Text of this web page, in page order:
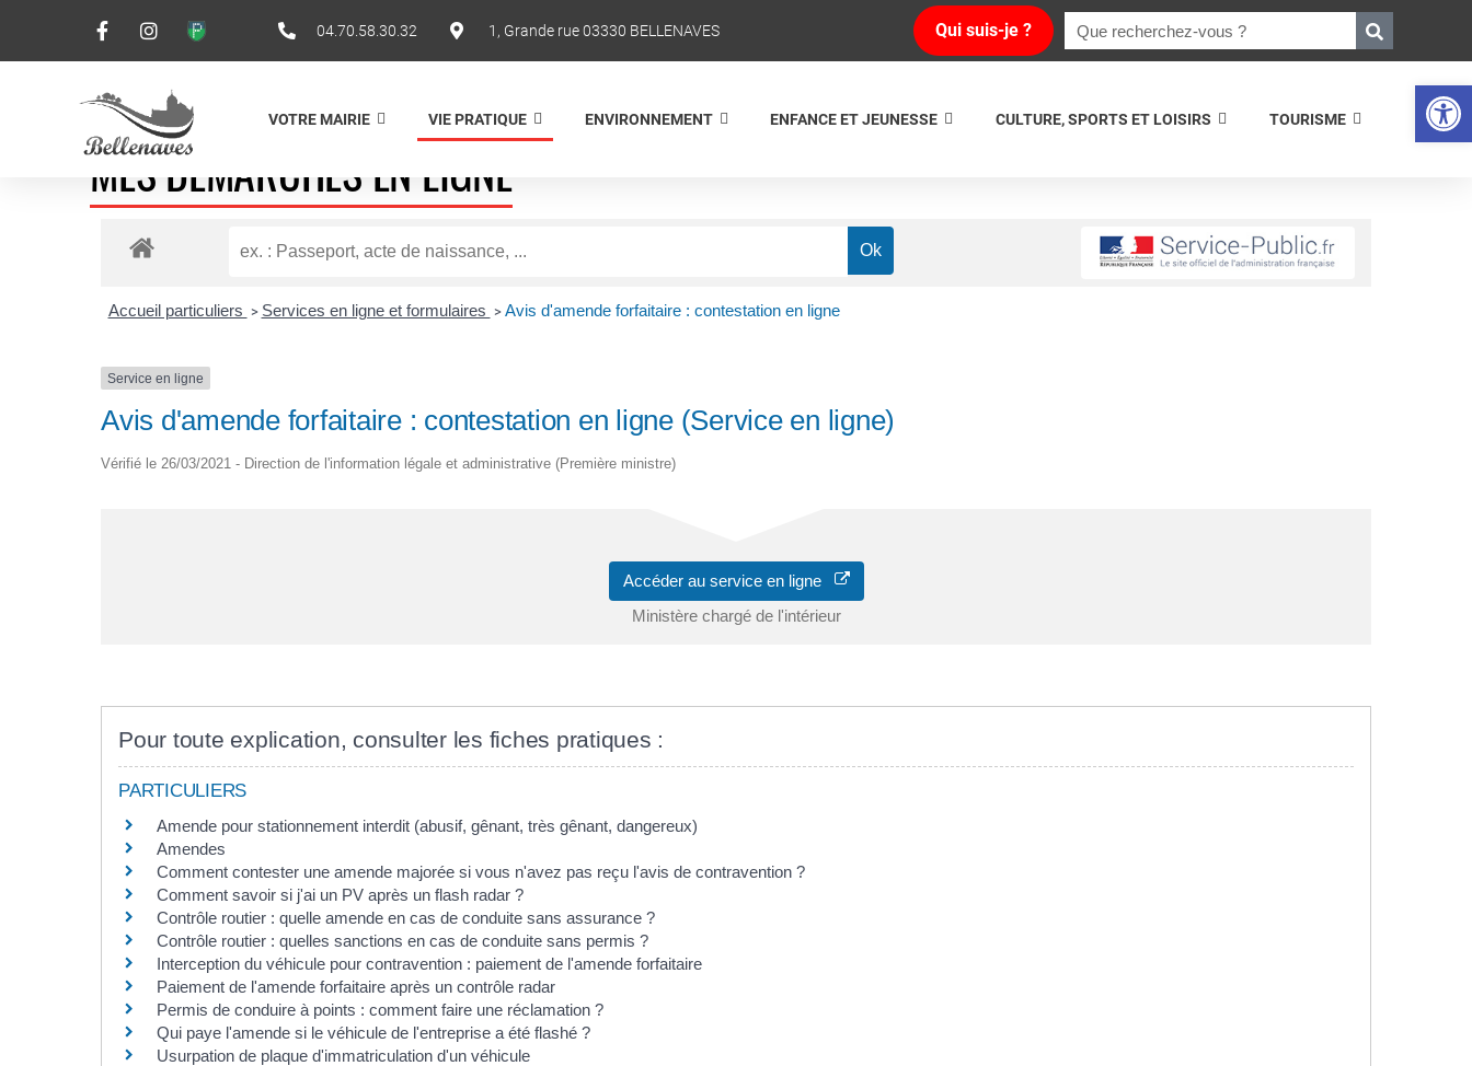
Ouvrir
04.70.58.30.32 1, Grande rue 03330 BELLENAVES Qui suis-je ?
VOTRE MAIRIE VIE PRATIQUE ENVIRONNEMENT ENFANCE ET JEUNESSE CULTURE, SPORTS ET LOISIRS TOURISME
MES DÉMARCHES EN LIGNE
Accueil particuliers > Services en ligne et formulaires > Avis d'amende forfaitaire : contestation en ligne
Service en ligne
Avis d'amende forfaitaire : contestation en ligne (Service en ligne)
Vérifié le 26/03/2021 - Direction de l'information légale et administrative (Première ministre)
Accéder au service en ligne
Ministère chargé de l'intérieur
Pour toute explication, consulter les fiches pratiques :
PARTICULIERS
Amende pour stationnement interdit (abusif, gênant, très gênant, dangereux)
Amendes
Comment contester une amende majorée si vous n'avez pas reçu l'avis de contravention ?
Comment savoir si j'ai un PV après un flash radar ?
Contrôle routier : quelle amende en cas de conduite sans assurance ?
Contrôle routier : quelles sanctions en cas de conduite sans permis ?
Interception du véhicule pour contravention : paiement de l'amende forfaitaire
Paiement de l'amende forfaitaire après un contrôle radar
Permis de conduire à points : comment faire une réclamation ?
Qui paye l'amende si le véhicule de l'entreprise a été flashé ?
Usurpation de plaque d'immatriculation d'un véhicule